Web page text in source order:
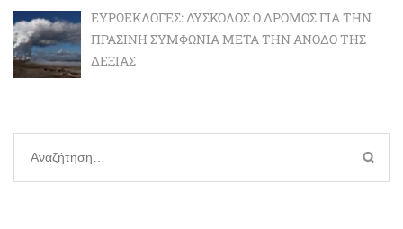
ΕΥΡΩΕΚΛΟΓΈΣ: ΔΎΣΚΟΛΟΣ Ο ΔΡΌΜΟΣ ΓΙΑ ΤΗΝ
ΠΡΆΣΙΝΗ ΣΥΜΦΩΝΊΑ ΜΕΤΆ ΤΗΝ ΆΝΟΔΟ ΤΗΣ
ΔΕΞΙΆΣ
Αναζήτηση
για: